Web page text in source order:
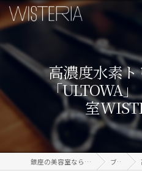
高濃度水素ト
「ULTOWA
室
銀座の美容室なら信頼のWISTERIA ブログ